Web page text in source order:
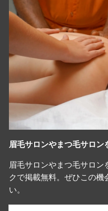
眉毛サロンやまつ毛サロン
眉毛サロンやまつ毛サロン
クで掲載無料。ぜひこの機
い。